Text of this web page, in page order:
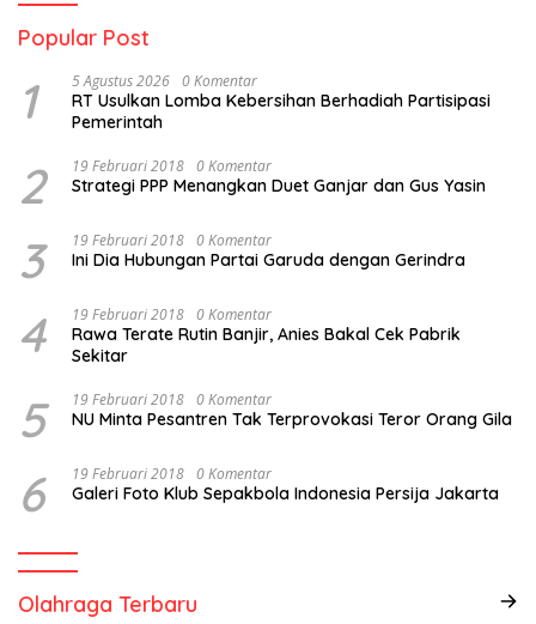
Popular Post
1 5 Agustus 2026 0 Komentar
RT Usulkan Lomba Kebersihan Berhadiah Partisipasi
Pemerintah
2 19 Februari 2018 0 Komentar
Strategi PPP Menangkan Duet Ganjar dan Gus Yasin
3 19 Februari 2018 0 Komentar
Ini Dia Hubungan Partai Garuda dengan Gerindra
4 19 Februari 2018 0 Komentar
Rawa Terate Rutin Banjir, Anies Bakal Cek Pabrik
Sekitar
5 19 Februari 2018 0 Komentar
NU Minta Pesantren Tak Terprovokasi Teror Orang Gila
6 19 Februari 2018 0 Komentar
Galeri Foto Klub Sepakbola Indonesia Persija Jakarta
Olahraga Terbaru